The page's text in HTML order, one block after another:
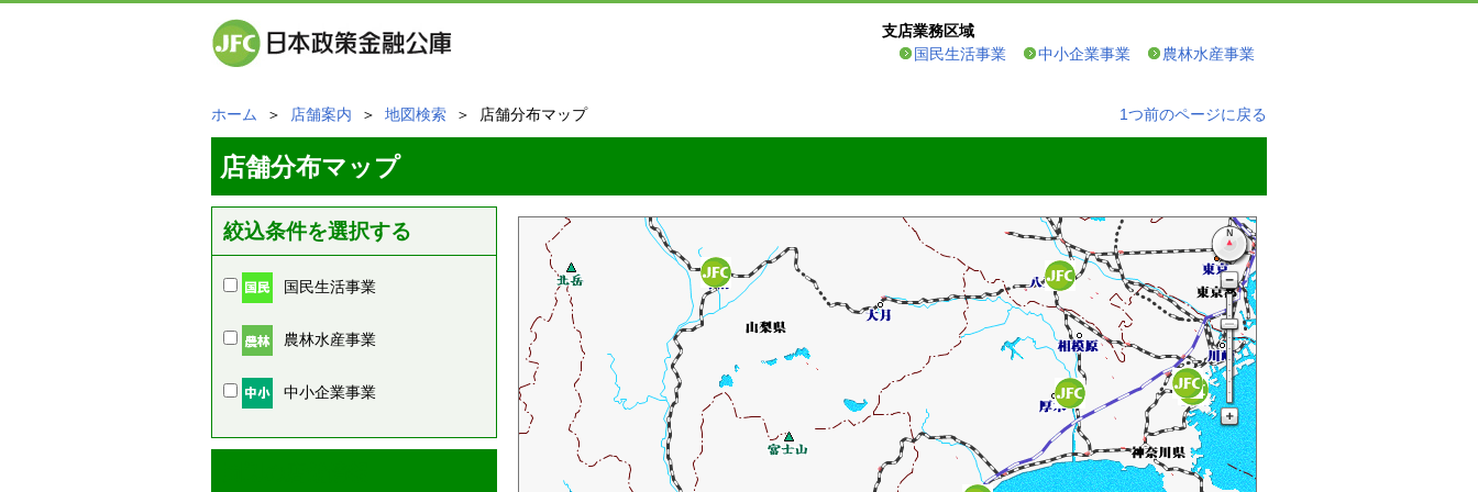
支店業務区域
国民生活事業
中小企業事業 農林水産事業
ホーム ＞ 店舗案内 ＞ 地図検索 ＞ 店舗分布マップ 1つ前のページに戻る
店舗分布マップ
絞込条件を選択する
国民生活事業
農林水産事業
中小企業事業